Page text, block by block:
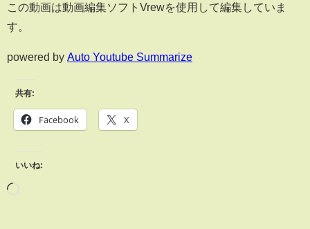
この動画は動画編集ソフトVrewを使用して編集していま
す。
powered by Auto Youtube Summarize
共有:
Facebook X
いいね: